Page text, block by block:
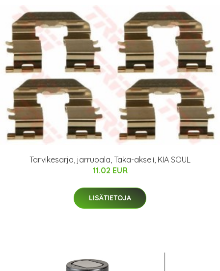
Tarvikesarja, jarrupala, Taka-akseli, KIA SOUL
11.02 EUR
LISÄTIETOJA